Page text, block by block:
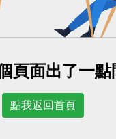
頁面出了一點
點我返回首頁